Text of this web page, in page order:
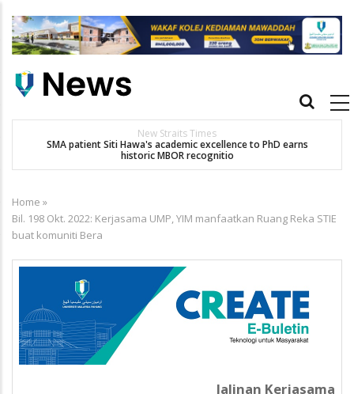
main
Main
to PhD earns
UMPSA CATAT SEJARAH TERIMA 1,045 PELAJAR
Breadcrumb
Home »
Bil. 198 Okt. 2022: Kerjasama UMP, YIM manfaatkan Ruang Reka STIE
buat komuniti Bera
Jalinan Kerjasama